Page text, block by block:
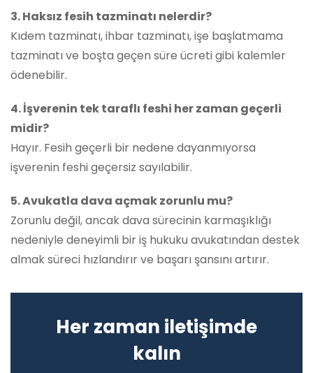
3. Haksız fesih tazminatı nelerdir?
Kıdem tazminatı, ihbar tazminatı, işe başlatmama
tazminatı ve boşta geçen süre ücreti gibi kalemler
ödenebilir.
4. İşverenin tek taraflı feshi her zaman geçerli
midir?
Hayır. Fesih geçerli bir nedene dayanmıyorsa
işverenin feshi geçersiz sayılabilir.
5. Avukatla dava açmak zorunlu mu?
Zorunlu değil, ancak dava sürecinin karmaşıklığı
nedeniyle deneyimli bir iş hukuku avukatından destek
almak süreci hızlandırır ve başarı şansını artırır.
Her zaman iletişimde
kalın